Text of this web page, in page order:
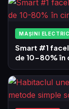
MAȘINI
Smart #1
de 10-80% în